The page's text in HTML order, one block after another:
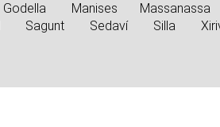
Godella Manises Massanassa
Sagunt Sedaví Silla